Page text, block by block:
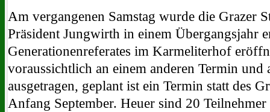
Am vergangenen Samstag wurde die Grazer
Präsident Jungwirth in einem Übergangsjahr
Generationenreferates im Karmeliterhof
voraussichtlich an einem anderen Termin und
ausgetragen, geplant ist ein Termin statt des
Anfang September. Heuer sind 20